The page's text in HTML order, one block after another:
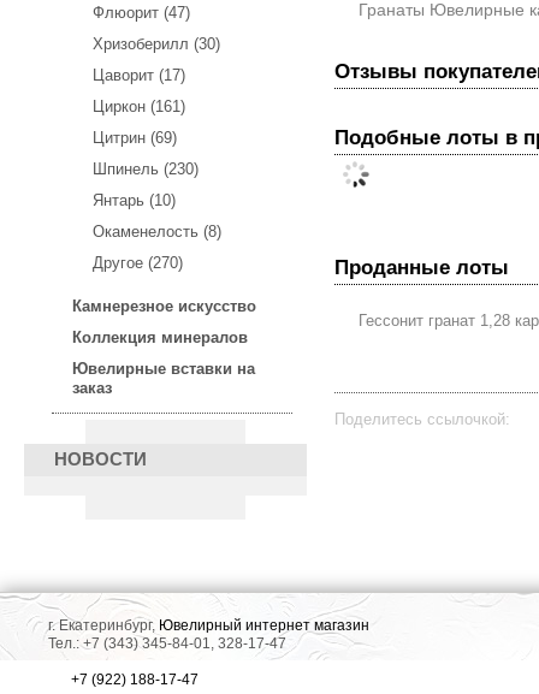
Флюорит (47)
Хризоберилл (30)
Цаворит (17)
Циркон (161)
Цитрин (69)
Шпинель (230)
Янтарь (10)
Окаменелость (8)
Другое (270)
Камнерезное искусство
Коллекция минералов
Ювелирные вставки на
заказ
НОВОСТИ
Гранаты Ювелирные
Отзывы
Подобные лоты в
Проданные лоты
Гессонит гранат 1,28
Поделитесь ссылочкой:
г. Екатеринбург, Ювелирный интернет магазин
Тел.: +7 (343) 345-84-01, 328-17-47
+7 (922) 188-17-47